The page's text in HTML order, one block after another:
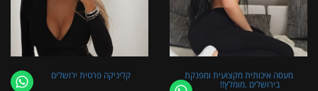
קליניקה פרטית ירושלים מעסה איכותית מקצועית ומפנקת
בירושלים .מומלץ!!